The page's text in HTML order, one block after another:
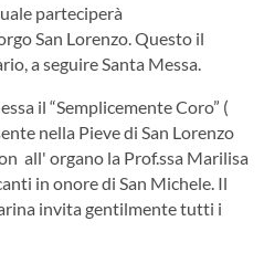
parteciperà
San Lorenzo. Questo il
a seguire Santa Messa.
il “Semplicemente Coro” (
nella Pieve di San Lorenzo
all' organo la Prof.ssa Marilisa
in onore di San Michele. Il
invita gentilmente tutti i